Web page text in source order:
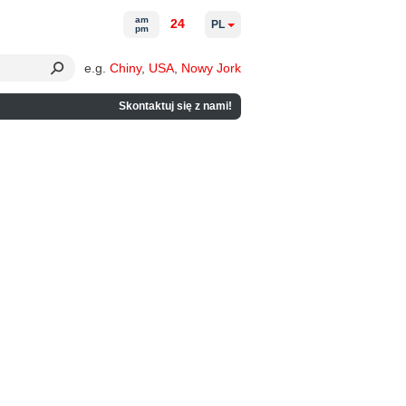
e.g. Chiny, USA Nowy Jork
Skontaktuj się z nami!
am
pm
24 PL